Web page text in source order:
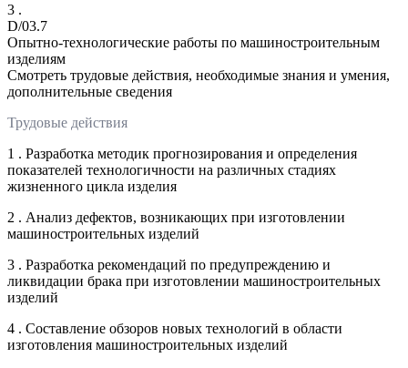
3 .
D/03.7
Опытно-технологические работы по машиностроительным
изделиям
Смотреть трудовые действия, необходимые знания и умения,
дополнительные сведения
Трудовые действия
1 . Разработка методик прогнозирования и определения
показателей технологичности на различных стадиях
жизненного цикла изделия
2 . Анализ дефектов, возникающих при изготовлении
машиностроительных изделий
3 . Разработка рекомендаций по предупреждению и
ликвидации брака при изготовлении машиностроительных
изделий
4 . Составление обзоров новых технологий в области
изготовления машиностроительных изделий